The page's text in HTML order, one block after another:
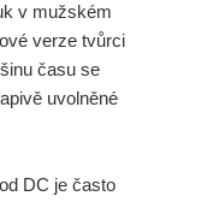
na
- Skvělá
v mužském
verze tvůrci
času se
uvolněné
DC je často